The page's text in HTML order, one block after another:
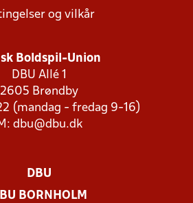
og vilkår
Boldspil-Union
DBU Allé 1
2605 Brøndby
(mandag - fredag 9-16)
dbu@dbu.dk
DBU
BORNHOLM